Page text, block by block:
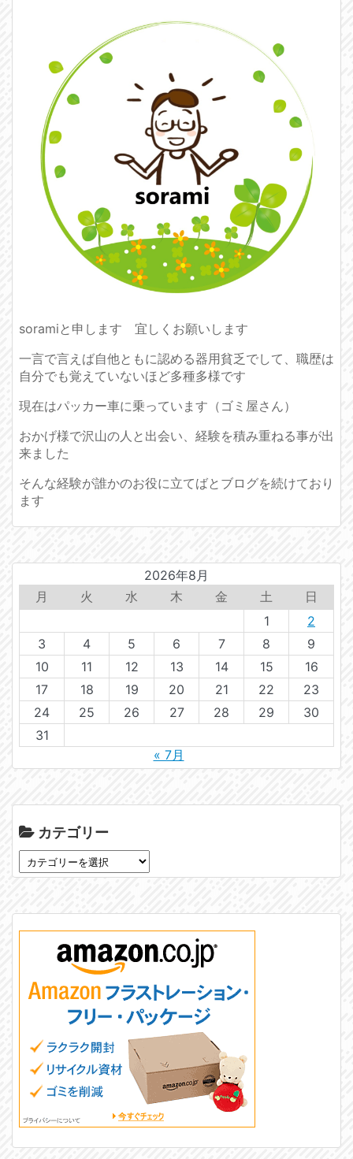
soramiと申します 宜しくお願いします
一言で言えば自他ともに認める器用貧乏でして、職歴は
自分でも覚えていないほど多種多様です
現在はパッカー車に乗っています（ゴミ屋さん）
おかげ様で沢山の人と出会い、経験を積み重ねる事が出
来ました
そんな経験が誰かのお役に立てばとブログを続けており
ます
2026年8月
月
火 水 木 金 土
日
1
2
3
4 5 6 7 8
9
10
11 12 13 14 15
16
17
18 19 20 21 22
23
24
25 26 27 28 29
30
31
« 7月
カテゴリー